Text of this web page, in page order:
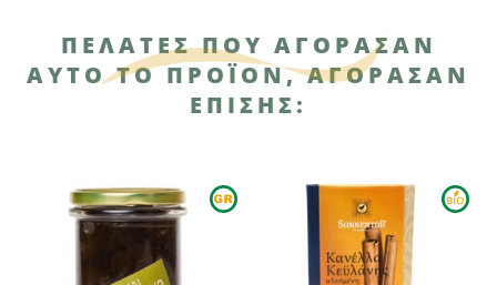
ΠΕΛΆΤΕΣ ΠΟΥ ΑΓΌΡΑΣΑΝ
ΑΥΤΌ ΤΟ ΠΡΟΪΌΝ, ΑΓΌΡΑΣΑΝ
ΕΠΊΣΗΣ: